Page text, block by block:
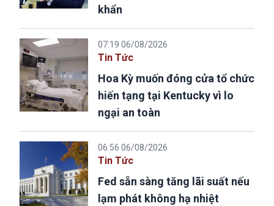
khẩn
07:19 06/08/2026
Tin Tức
Hoa Kỳ muốn đóng cửa tổ chức
hiến tạng tại Kentucky vì lo
ngại an toàn
06:56 06/08/2026
Tin Tức
Fed sẵn sàng tăng lãi suất nếu
lạm phát không hạ nhiệt